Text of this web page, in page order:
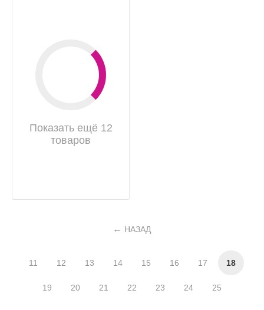
Показать ещё 12
товаров
НАЗАД
11 12 13 14 15 16 17 18
19 20 21 22 23 24 25